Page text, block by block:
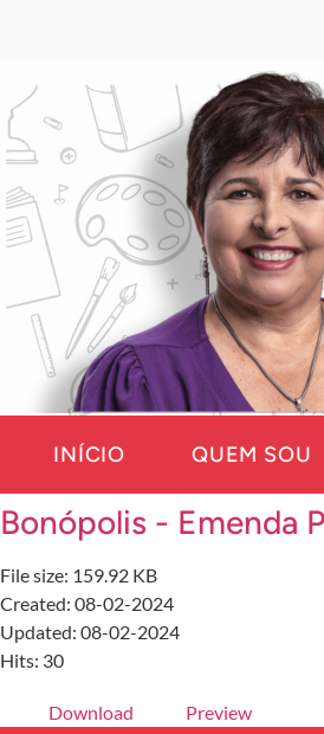
INÍCIO QUEM SOU
Bonópolis - Emenda
File size: 159.92 KB
Created: 08-02-2024
Updated: 08-02-2024
Hits: 30
Download Preview